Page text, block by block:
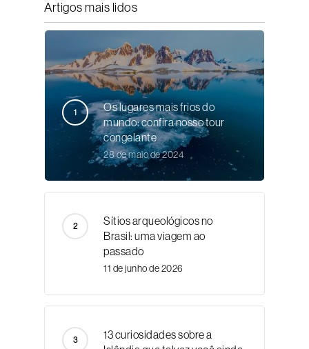
Artigos mais lidos
Os lugares mais frios do
mundo: confira nosso tour
congelante
28 de maio de 2024
Sítios arqueológicos no
Brasil: uma viagem ao
passado
11 de junho de 2026
13 curiosidades sobre a